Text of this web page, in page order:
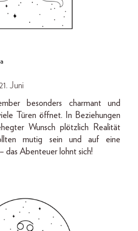
Juni
besonders charmant und
Türen öffnet. In Beziehungen
Wunsch plötzlich Realität
mutig sein und auf eine
das Abenteuer lohnt sich!